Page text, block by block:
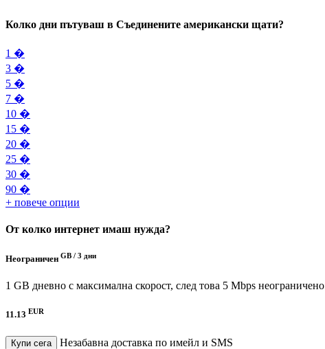
Колко дни пътуваш в Съединените американски щати?
1 �
3 �
5 �
7 �
10 �
15 �
20 �
25 �
30 �
90 �
+ повече опции
От колко интернет имаш нужда?
Неограничен GB / 3 дни
1 GB дневно с максимална скорост, след това 5 Mbps неограничено
11.13 EUR
Купи сега
Незабавна доставка по имейл и SMS